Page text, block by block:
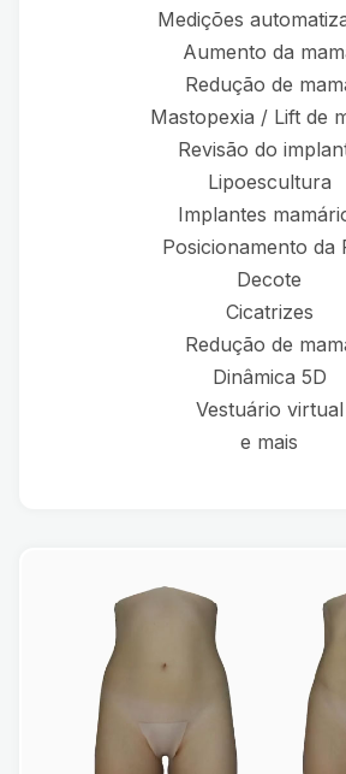
Medições
Aumento da
Redução de
Mastopexia / Lift de
Revisão do
Lipoescultura
Implantes
Posicionamento da
Decote
Cicatrizes
Redução de
Dinâmica 5D
Vestuário virtual
e mais